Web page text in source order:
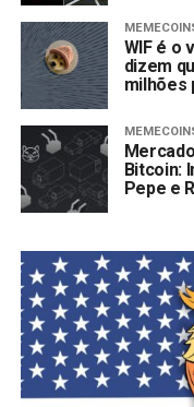
WIF é o
dizem
milhões
Bitcoin:
Pepe e